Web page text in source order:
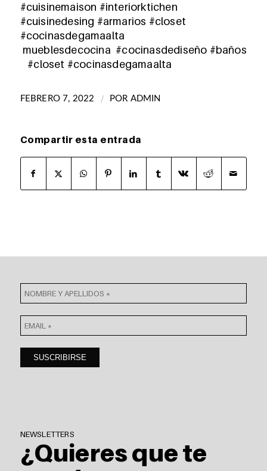
#cuisinemaison #interiorktichen
#cuisinedesing #armarios #closet
#cocinasdegamaalta
mueblesdecocina #cocinasdediseño #baños
#closet #cocinasdegamaalta
FEBRERO 7, 2022 / POR ADMIN
Compartir esta entrada
NEWSLETTERS
¿Quieres que te